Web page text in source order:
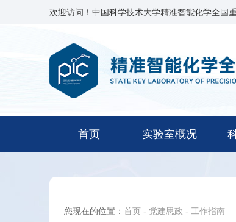
欢迎访问！中国科学技术大学精准智能化学全国
首页 实验室概况
您现在的位置： 首页- 党建思政 - 工作指南